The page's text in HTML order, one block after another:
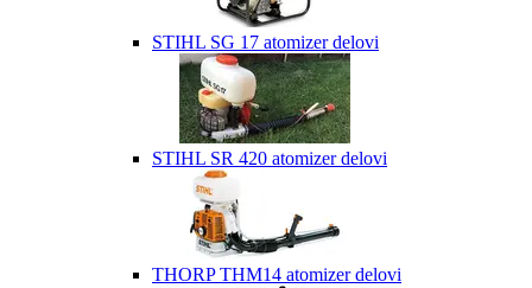
STIHL SG 17 atomizer delovi
STIHL SR 420 atomizer delovi
THORP THM14 atomizer delovi